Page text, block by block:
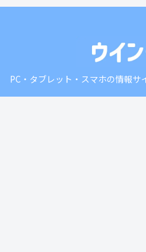
PC・タブレット・スマホの情報